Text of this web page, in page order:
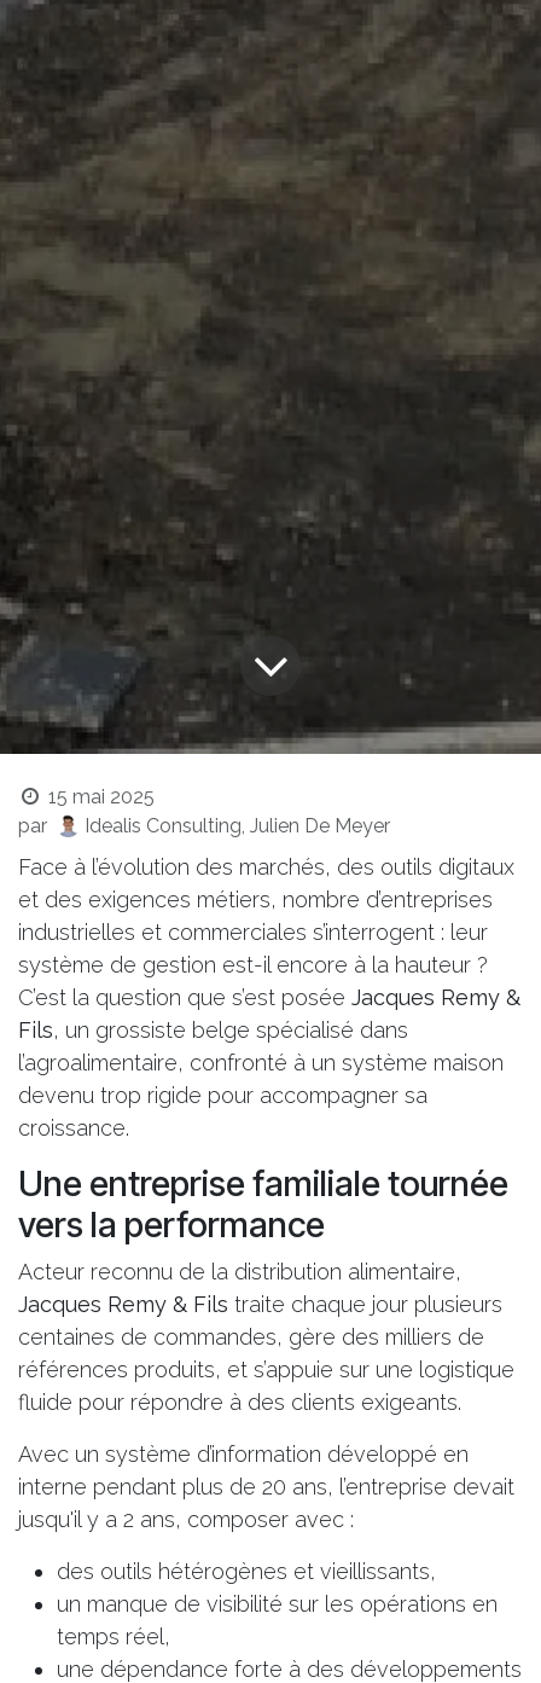
15 mai 2025
par
Idealis Consulting, Julien De Meyer
Face à l’évolution des marchés, des outils digitaux
et des exigences métiers, nombre d’entreprises
industrielles et commerciales s’interrogent : leur
système de gestion est-il encore à la hauteur ?
C’est la question que s’est posée Jacques Remy &
Fils, un grossiste belge spécialisé dans
l’agroalimentaire, confronté à un système maison
devenu trop rigide pour accompagner sa
croissance.
Une entreprise familiale tournée
vers la performance
Acteur reconnu de la distribution alimentaire,
Jacques Remy & Fils traite chaque jour plusieurs
centaines de commandes, gère des milliers de
références produits, et s’appuie sur une logistique
fluide pour répondre à des clients exigeants.
Avec un système d’information développé en
interne pendant plus de 20 ans, l’entreprise devait
jusqu'il y a 2 ans, composer avec :
des outils hétérogènes et vieillissants,
un manque de visibilité sur les opérations en
temps réel,
une dépendance forte à des développements